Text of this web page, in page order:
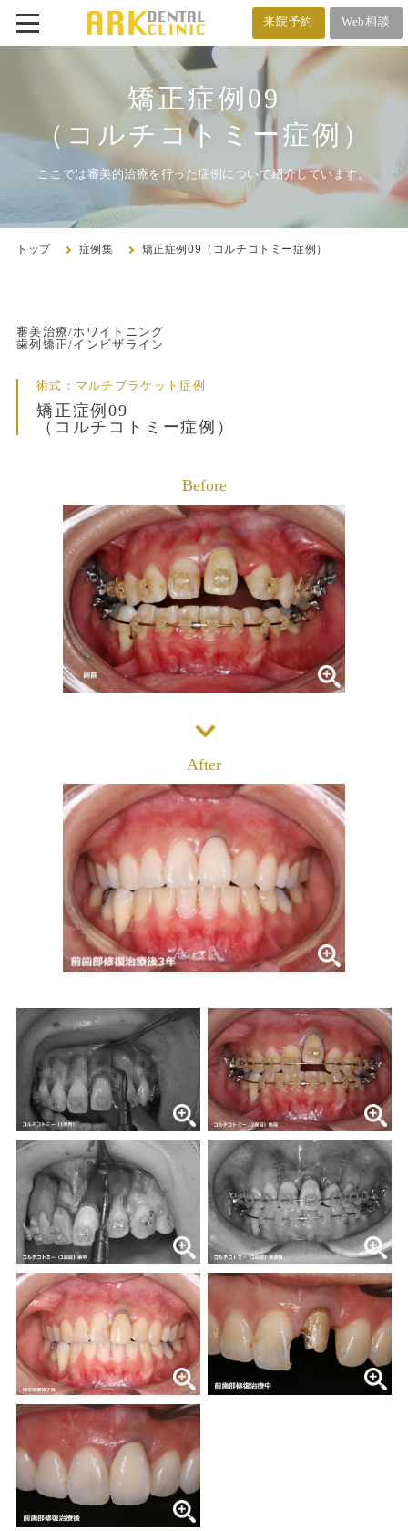
番町オフィス
BANCHO OFFICE
03-5212-4618
市ヶ谷オフィス
ICHIGAYA OFFICE
トップ
クリニック紹介
当院の治療方針と、運営する各医院のご紹介
番町オフィス
医院紹介
アクセス
市ヶ谷オフィス
診療メニュー
新しい審美歯科
ホワイトニング
症例集
インプラント/骨増生
よくある質問
症例集
歯列矯正/インビザライン
矯正治療とは？
治療の手順
インビザライン・システムとは
治療費
症例集
歯内療法/マイクロエンド
歯内療法とは
当院の治療のポイント
歯内療法後の補綴治療
症例集
歯周病治療/予防歯科
歯周病治療とは
ペリオドンタルメディスン
再生療法とは
予防歯科とは
こんな症状が出たら
症例集
サポート
来院予約 Web相談
メール相談
矯正症例09
（コルチコトミー症例）
ここでは審美的治療を行った症例について紹介しています。
トップ 症例集 矯正症例09（コルチコトミー症例）
審美治療/ホワイトニング
歯列矯正/インビザライン
術式：マルチブラケット症例
矯正症例09
（コルチコトミー症例）
Before
After